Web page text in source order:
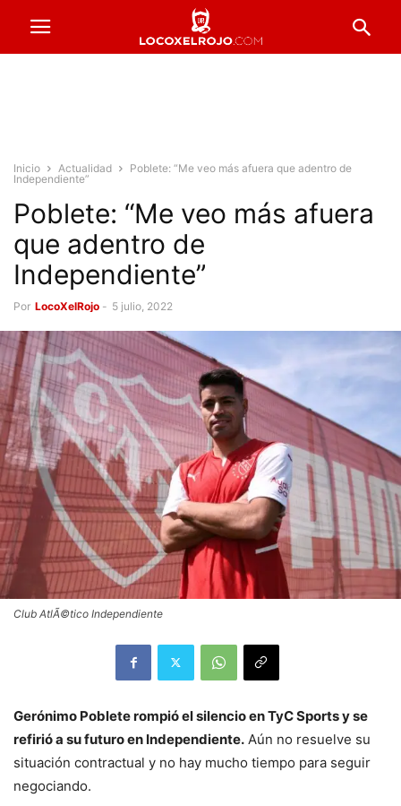
Inicio Actualidad
Poblete: “Me veo más afuera que adentro de
Independiente”
Poblete: “Me veo más afuera
que adentro de
Independiente”
Por LocoXelRojo - 5 julio, 2022
Club AtlÃ©tico Independiente
Gerónimo Poblete rompió el silencio en TyC Sports y se
refirió a su futuro en Independiente. Aún no resuelve su
situación contractual y no hay mucho tiempo para seguir
negociando.